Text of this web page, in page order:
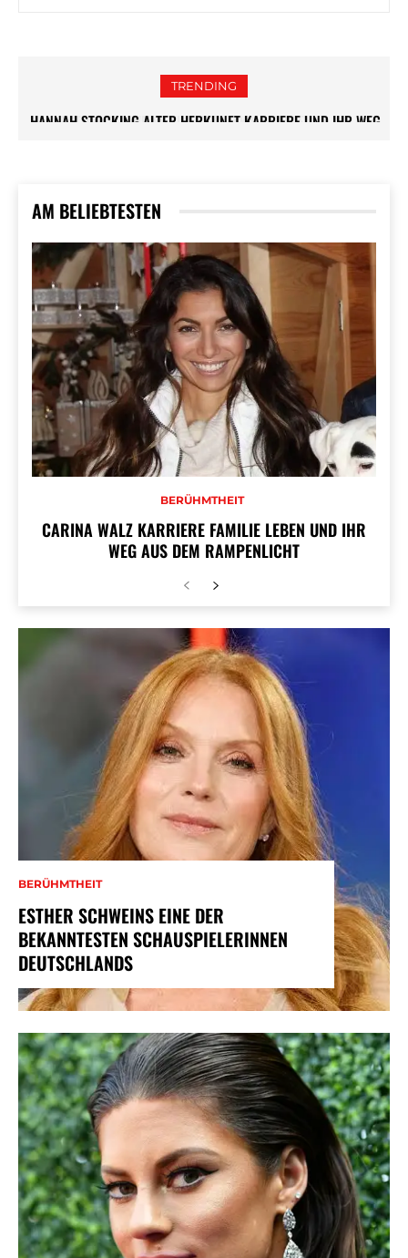
TRENDING
HANNAH STOCKING ALTER HERKUNFT KARRIERE UND IHR WEG
INANNA SARKIS BIOGRAFIE KARRIERE FILME UND
AM BELIEBTESTEN
BERÜHMTHEIT
CARINA WALZ KARRIERE FAMILIE LEBEN UND IHR
WEG AUS DEM RAMPENLICHT
BERÜHMTHEIT
ESTHER SCHWEINS EINE DER
BEKANNTESTEN SCHAUSPIELERINNEN
DEUTSCHLANDS